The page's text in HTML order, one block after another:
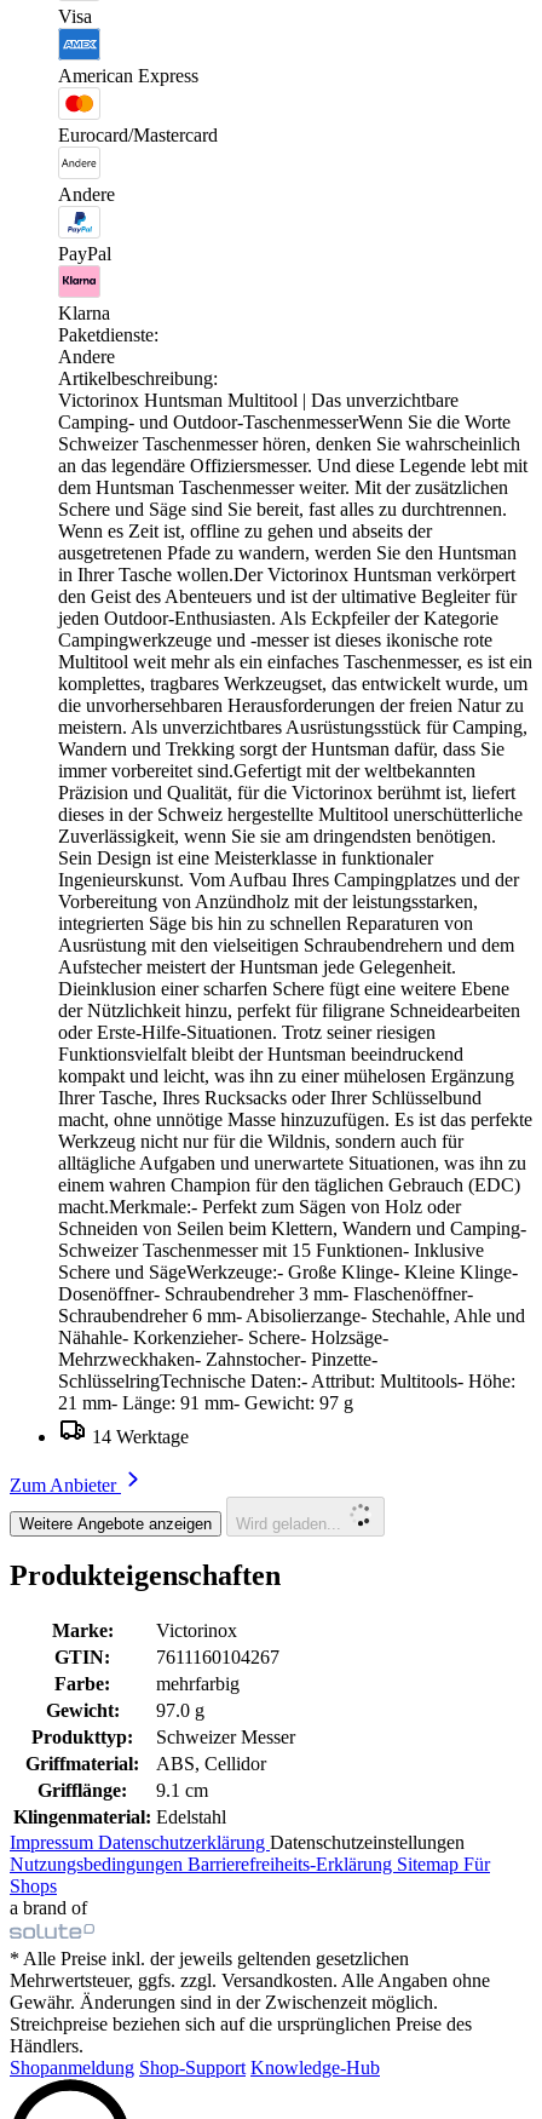
Visa
American Express
Eurocard/Mastercard
Andere
PayPal
Klarna
Paketdienste:
Andere
Artikelbeschreibung:
Victorinox Huntsman Multitool | Das unverzichtbare
Camping- und Outdoor-TaschenmesserWenn Sie die Worte
Schweizer Taschenmesser hören, denken Sie wahrscheinlich
an das legendäre Offiziersmesser. Und diese Legende lebt mit
dem Huntsman Taschenmesser weiter. Mit der zusätzlichen
Schere und Säge sind Sie bereit, fast alles zu durchtrennen.
Wenn es Zeit ist, offline zu gehen und abseits der
ausgetretenen Pfade zu wandern, werden Sie den Huntsman
in Ihrer Tasche wollen.Der Victorinox Huntsman verkörpert
den Geist des Abenteuers und ist der ultimative Begleiter für
jeden Outdoor-Enthusiasten. Als Eckpfeiler der Kategorie
Campingwerkzeuge und -messer ist dieses ikonische rote
Multitool weit mehr als ein einfaches Taschenmesser, es ist ein
komplettes, tragbares Werkzeugset, das entwickelt wurde, um
die unvorhersehbaren Herausforderungen der freien Natur zu
meistern. Als unverzichtbares Ausrüstungsstück für Camping,
Wandern und Trekking sorgt der Huntsman dafür, dass Sie
immer vorbereitet sind.Gefertigt mit der weltbekannten
Präzision und Qualität, für die Victorinox berühmt ist, liefert
dieses in der Schweiz hergestellte Multitool unerschütterliche
Zuverlässigkeit, wenn Sie sie am dringendsten benötigen.
Sein Design ist eine Meisterklasse in funktionaler
Ingenieurskunst. Vom Aufbau Ihres Campingplatzes und der
Vorbereitung von Anzündholz mit der leistungsstarken,
integrierten Säge bis hin zu schnellen Reparaturen von
Ausrüstung mit den vielseitigen Schraubendrehern und dem
Aufstecher meistert der Huntsman jede Gelegenheit.
Dieinklusion einer scharfen Schere fügt eine weitere Ebene
der Nützlichkeit hinzu, perfekt für filigrane Schneidearbeiten
oder Erste-Hilfe-Situationen. Trotz seiner riesigen
Funktionsvielfalt bleibt der Huntsman beeindruckend
kompakt und leicht, was ihn zu einer mühelosen Ergänzung
Ihrer Tasche, Ihres Rucksacks oder Ihrer Schlüsselbund
macht, ohne unnötige Masse hinzuzufügen. Es ist das perfekte
Werkzeug nicht nur für die Wildnis, sondern auch für
alltägliche Aufgaben und unerwartete Situationen, was ihn zu
einem wahren Champion für den täglichen Gebrauch (EDC)
macht.Merkmale:- Perfekt zum Sägen von Holz oder
Schneiden von Seilen beim Klettern, Wandern und Camping-
Schweizer Taschenmesser mit 15 Funktionen- Inklusive
Schere und SägeWerkzeuge:- Große Klinge- Kleine Klinge-
Dosenöffner- Schraubendreher 3 mm- Flaschenöffner-
Schraubendreher 6 mm- Abisolierzange- Stechahle, Ahle und
Nähahle- Korkenzieher- Schere- Holzsäge-
Mehrzweckhaken- Zahnstocher- Pinzette-
SchlüsselringTechnische Daten:- Attribut: Multitools- Höhe:
21 mm- Länge: 91 mm- Gewicht: 97 g
14 Werktage
Zum Anbieter
Weitere Angebote anzeigen Wird geladen...
Produkteigenschaften
Marke:
Victorinox
GTIN:
7611160104267
Farbe:
mehrfarbig
Gewicht:
97.0 g
Produkttyp:
Schweizer Messer
Griffmaterial:
ABS, Cellidor
Grifflänge:
9.1 cm
Klingenmaterial: Edelstahl
Impressum Datenschutzerklärung Datenschutzeinstellungen
Nutzungsbedingungen Barrierefreiheits-Erklärung Sitemap Für
Shops
a brand of
* Alle Preise inkl. der jeweils geltenden gesetzlichen
Mehrwertsteuer, ggfs. zzgl. Versandkosten. Alle Angaben ohne
Gewähr. Änderungen sind in der Zwischenzeit möglich.
Streichpreise beziehen sich auf die ursprünglichen Preise des
Händlers.
Shopanmeldung Shop-Support Knowledge-Hub